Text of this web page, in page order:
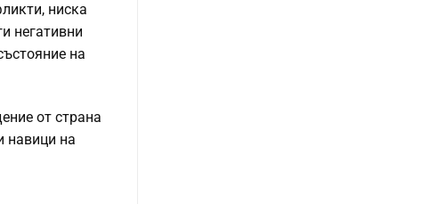
ниска
негативни
на
от страна
навици на